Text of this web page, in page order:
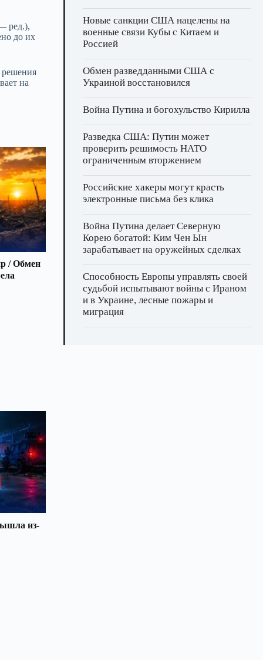
ред.),
до их
решения
на
/ Обмен
из-
Новые санкции США нацелены на
военные связи Кубы с Китаем и
Россией
Обмен разведданными США с
Украиной восстановился
Война Путина и богохульство Кирилла
Разведка США: Путин может
проверить решимость НАТО
ограниченным вторжением
Российские хакеры могут красть
электронные письма без клика
Война Путина делает Северную
Корею богатой: Ким Чен Ын
зарабатывает на оружейных сделках
Способность Европы управлять своей
судьбой испытывают войны с Ираном
и в Украине, лесные пожары и
миграция